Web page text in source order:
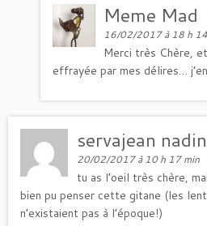
Meme Mad
16/02/2017 à 18 h
Merci très Chère,
effrayée par mes délires…
servajean
20/02/2017 à 10 h 17 min
tu as l’oeil très chère,
bien pu penser cette gitane (les
n’existaient pas à l’époque!)